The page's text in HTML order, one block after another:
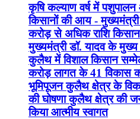
कृषि कल्याण वर्ष में
किसानों की आय -
करोड़ से अधिक राशि
मुख्यमंत्री डॉ. यादव के
कुलैथ में विशाल किसान
करोड़ लागत के 41 विकास
भूमिपूजन कुलैथ क्षेत्र के
की घोषणा कुलैथ क्षेत्र की
किया आत्मीय स्वागत